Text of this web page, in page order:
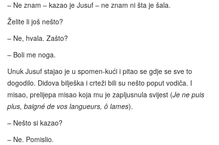
– Ne znam – kazao je Jusuf – ne znam ni šta je šala.
Želite li još nešto?
– Ne, hvala. Zašto?
– Boli me noga.
Unuk Jusuf stajao je u spomen-kući i pitao se gdje se sve to
dogodilo. Didova bilješka i crteži bili su nešto poput vodiča. I
misao, prelijepa misao koja mu je zapljusnula svijest (Je ne puis
plus, baigné de vos langueurs, ô lames).
– Nešto si kazao?
– Ne. Pomislio.